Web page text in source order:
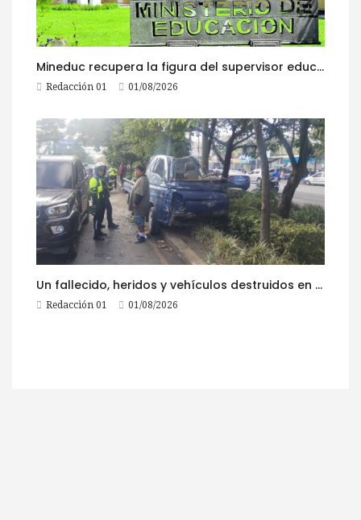
Mineduc recupera la figura del supervisor educativo con 968 plazas
Redacción 01 01/08/2026
Un fallecido, heridos y vehículos destruidos en accidentes registrados este 1 de agosto
Redacción 01 01/08/2026